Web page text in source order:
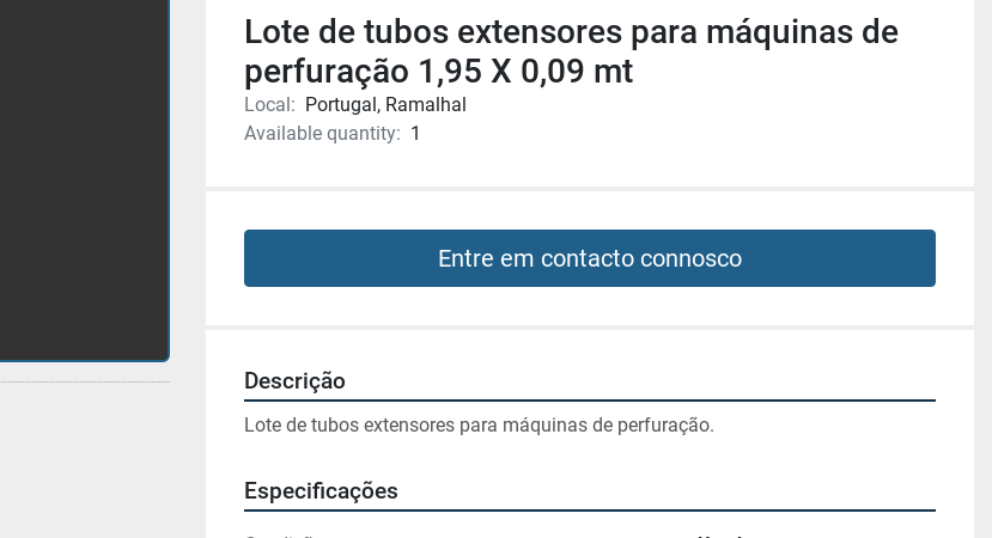
Lote de tubos extensores para máquinas de
perfuração 1,95 X 0,09 mt
Local: Portugal, Ramalhal
Available quantity: 1
Entre em contacto connosco
Descrição
Lote de tubos extensores para máquinas de perfuração.
Especificações